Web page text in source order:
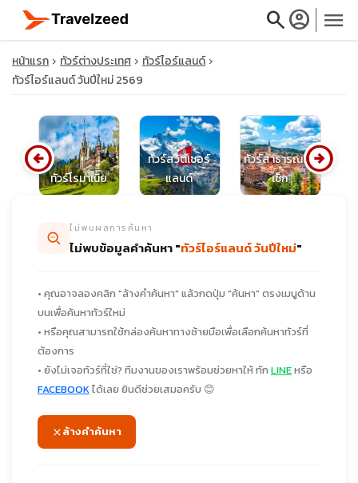
searchaccount_circle menu
close
travel_explore
calendar_month
หน้าแรก ทัวร์ต่างประเทศ
ทัวร์ไอร์แลนด์
ทัวร์ไอร์แลนด์ วันปีใหม่ 2569
ทัวร์โรมาเนีย
ทัวร์สวิตเซอร์
แลนด์
ทัวร์สาธารณรัฐ
เช็ก
arrow_circle_left arrow_circle_right
ไม่พบผลการค้นหา
ไม่พบข้อมูลคำค้นหา "ทัวร์ไอร์แลนด์ วันปีใหม่"
• คุณอาจลองคลิก "ล้างคำค้นหา" แล้วกดปุ่ม "ค้นหา" ตรงเมนูด้าน
บนเพื่อค้นหาทัวร์ใหม่
• หรือคุณสามารถใช้กล่องค้นหาทางซ้ายมือเพื่อเลือกค้นหาทัวร์ที่
ต้องการ
• ยังไม่เจอทัวร์ที่ใช่? ทีมงานของเราพร้อมช่วยหาให้ ทัก LINEหรือ
FACEBOOKได้เลย ยินดีช่วยเสมอครับ 😊
ล้างคำค้นหา